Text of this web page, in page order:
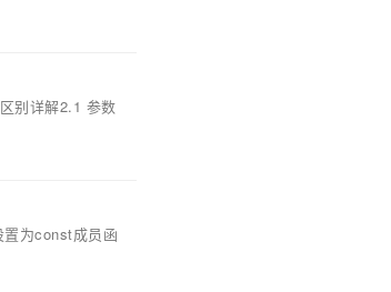
别详解2.1 参数
为const成员函